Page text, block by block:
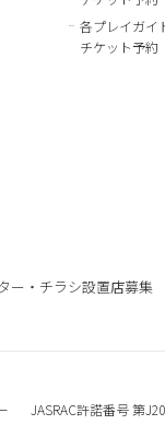
各プレイガイ
チケット予約
ー・チラシ設置店募集
JASRAC許諾番号 第